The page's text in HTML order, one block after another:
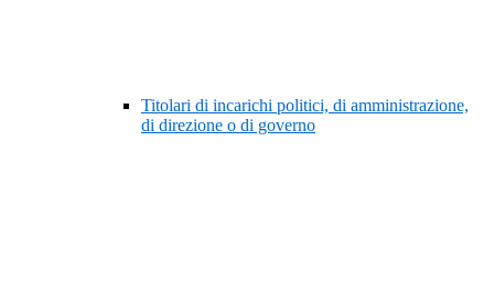
Titolari di incarichi politici, di amministrazione,
di direzione o di governo